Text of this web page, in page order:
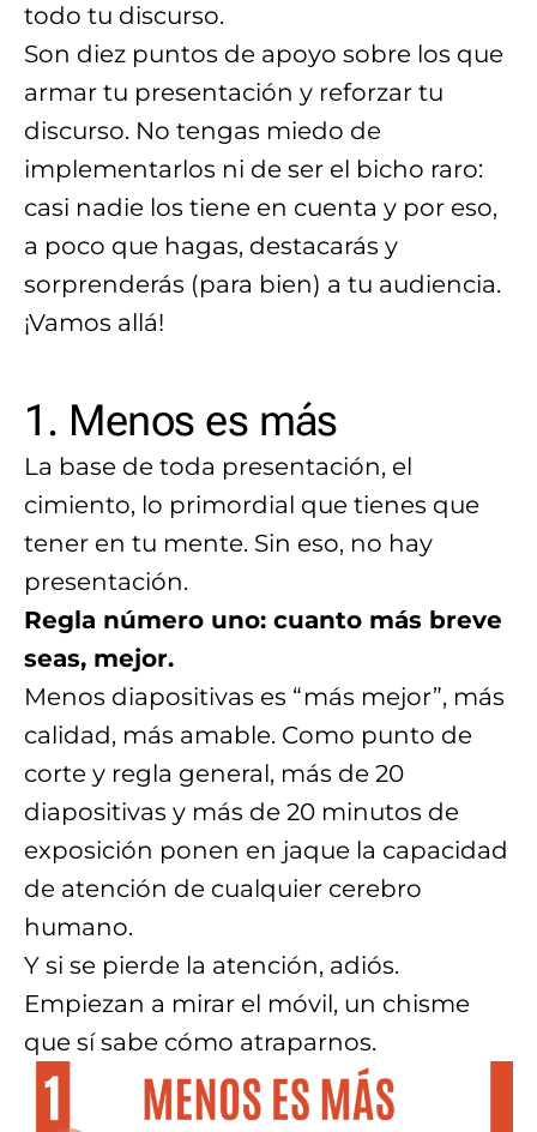
todo tu discurso.
Son diez puntos de apoyo sobre los que
armar tu presentación y reforzar tu
discurso. No tengas miedo de
implementarlos ni de ser el bicho raro:
casi nadie los tiene en cuenta y por eso,
a poco que hagas, destacarás y
sorprenderás (para bien) a tu audiencia.
¡Vamos allá!
1. Menos es más
La base de toda presentación, el
cimiento, lo primordial que tienes que
tener en tu mente. Sin eso, no hay
presentación.
Regla número uno: cuanto más breve
seas, mejor.
Menos diapositivas es “más mejor”, más
calidad, más amable. Como punto de
corte y regla general, más de 20
diapositivas y más de 20 minutos de
exposición ponen en jaque la capacidad
de atención de cualquier cerebro
humano.
Y si se pierde la atención, adiós.
Empiezan a mirar el móvil, un chisme
que sí sabe cómo atraparnos.